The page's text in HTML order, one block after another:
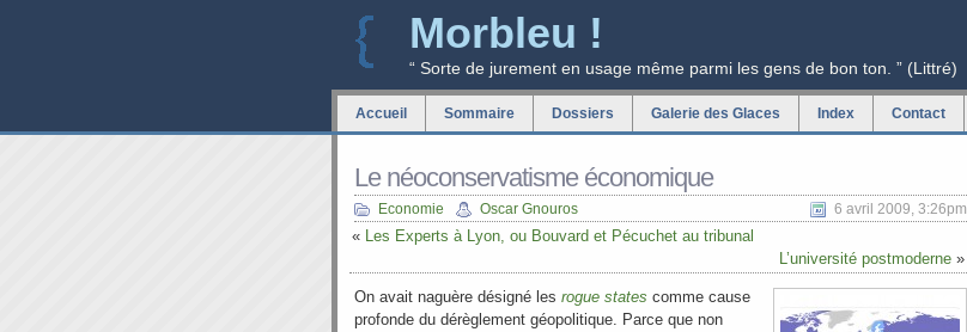
Morbleu !
“ Sorte de jurement en usage même parmi les gens de bon ton. ” (Littré)
Accueil Sommaire Dossiers Galerie des Glaces Index Contact
Le néoconservatisme économique
Economie Oscar Gnouros 6 avril 2009, 3:26pm
« Les Experts à Lyon, ou Bouvard et Pécuchet au tribunal
L’université postmoderne »
On avait naguère désigné les rogue states comme cause
profonde du dérèglement géopolitique. Parce que non